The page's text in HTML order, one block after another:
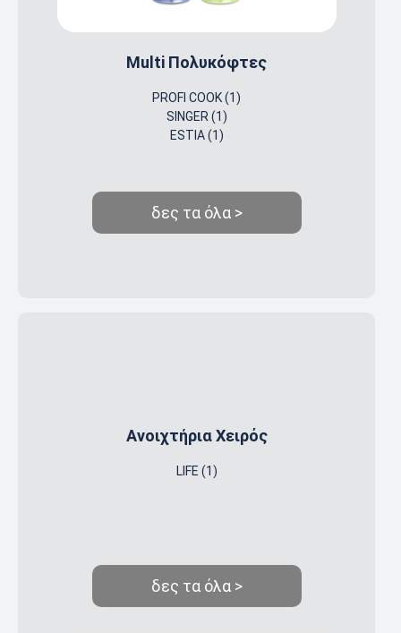
Multi Πολυκόφτες
PROFI COOK (1)
SINGER (1)
ESTIA (1)
δες τα όλα >
Ανοιχτήρια Χειρός
LIFE (1)
δες τα όλα >